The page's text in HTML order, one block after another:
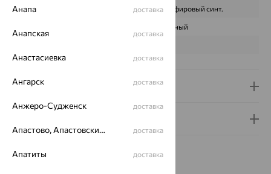
ВИД КАМНЯ Корунд сапфировый синт.
Искусственный
Доставка и оплата
Анапа доставка
Анапская доставка
Анастасиевка доставка
Ангарск доставка
Анжеро-Судженск доставка
Апастово, Апастовский район доставка
Апатиты доставка